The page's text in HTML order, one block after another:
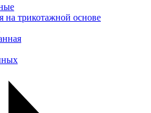
на трикотажной основе